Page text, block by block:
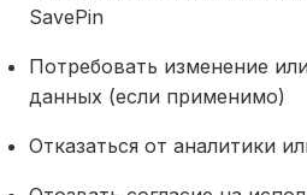
SavePin
Потребовать изменение
данных (если применимо)
Отказаться от аналитики